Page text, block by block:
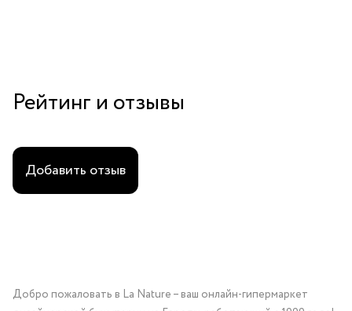
Рейтинг и отзывы
Добавить отзыв
Добро пожаловать в La Nature – ваш онлайн-гипермаркет